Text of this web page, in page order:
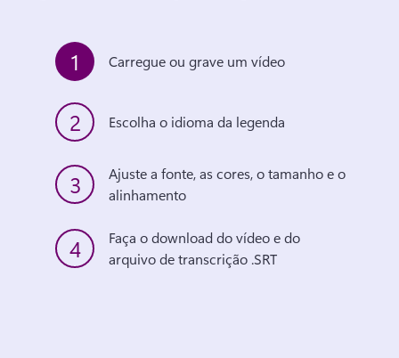
1 Carregue ou grave um vídeo
2 Escolha o idioma da legenda
3
Ajuste a fonte, as cores, o tamanho e o
alinhamento
4
Faça o download do vídeo e do
arquivo de transcrição .SRT